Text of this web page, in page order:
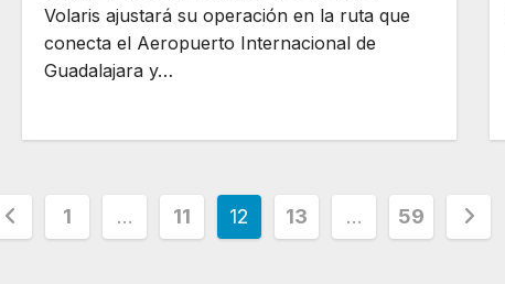
Volaris ajustará su operación en la ruta que
conecta el Aeropuerto Internacional de
Guadalajara y…
Paginación
1 … 11 12 13 … 59